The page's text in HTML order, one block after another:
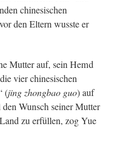
chinesischen
den Eltern wusste er
Mutter auf, sein Hemd
vier chinesischen
(jing zhongbao guo) auf
Wunsch seiner Mutter
zu erfüllen, zog Yue